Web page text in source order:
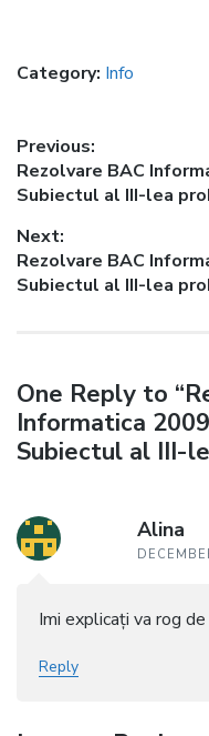
Category: Info
Post
navigation
Previous:
Previous
post:
Rezolvare BAC
Subiectul al III-lea
Next:
Next
post:
Rezolvare BAC
Subiectul al III-lea
One Reply to
Informatica
Subiectul al III-
Alina
Imi explicați va rog
Reply